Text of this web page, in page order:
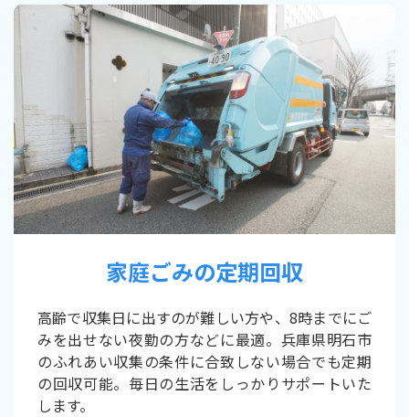
家庭ごみの定期回収
高齢で収集日に出すのが難しい方や、8時までにご
みを出せない夜勤の方などに最適。兵庫県明石市
のふれあい収集の条件に合致しない場合でも定期
の回収可能。毎日の生活をしっかりサポートいた
します。